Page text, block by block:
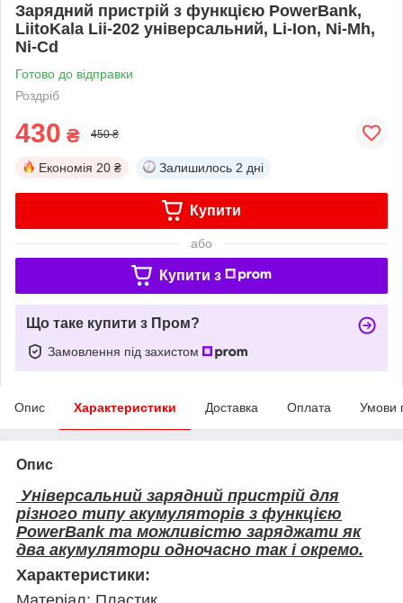
Зарядний пристрій з функцією PowerBank,
LiitoKala Lii-202 універсальний, Li-Ion, Ni-Mh,
Ni-Cd
Готово до відправки
Роздріб
430 ₴ 450 ₴
Економія 20 ₴ Залишилось 2 дні
Купити
або
Купити з
Що таке купити з Пром?
Замовлення під захистом
Опис Характеристики Доставка Оплата Умови
Опис
Універсальний зарядний пристрій для
різного типу акумуляторів з функцією
PowerBank та можливістю заряджати як
два акумулятори одночасно так і окремо.
Характеристики: